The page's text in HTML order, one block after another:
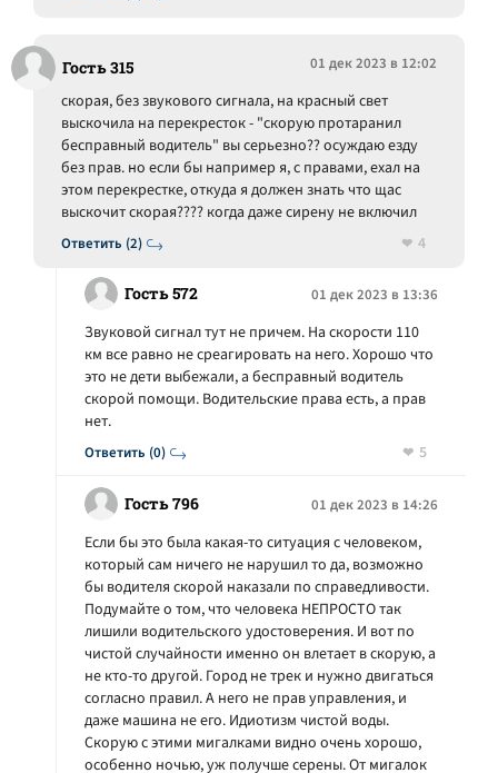
Гость 315 01 дек 2023 в 12:02
Ответить (2)
скорая, без звукового сигнала, на красный свет
выскочила на перекресток - "скорую протаранил
бесправный водитель" вы серьезно?? осуждаю езду
без прав. но если бы например я, с правами, ехал на
этом перекрестке, откуда я должен знать что щас
выскочит скорая???? когда даже сирену не включил
4
Гость 572 01 дек 2023 в 13:36
Ответить (0)
Звуковой сигнал тут не причем. На скорости 110
км все равно не среагировать на него. Хорошо что
это не дети выбежали, а бесправный водитель
скорой помощи. Водительские права есть, а прав
нет.
5
Гость 796 01 дек 2023 в 14:26
Если бы это была какая-то ситуация с человеком,
который сам ничего не нарушил то да, возможно
бы водителя скорой наказали по справедливости.
Подумайте о том, что человека НЕПРОСТО так
лишили водительского удостоверения. И вот по
чистой случайности именно он влетает в скорую, а
не кто-то другой. Город не трек и нужно двигаться
согласно правил. А него не прав управления, и
даже машина не его. Идиотизм чистой воды.
Скорую с этими мигалками видно очень хорошо,
особенно ночью, уж получше серены. От мигалок